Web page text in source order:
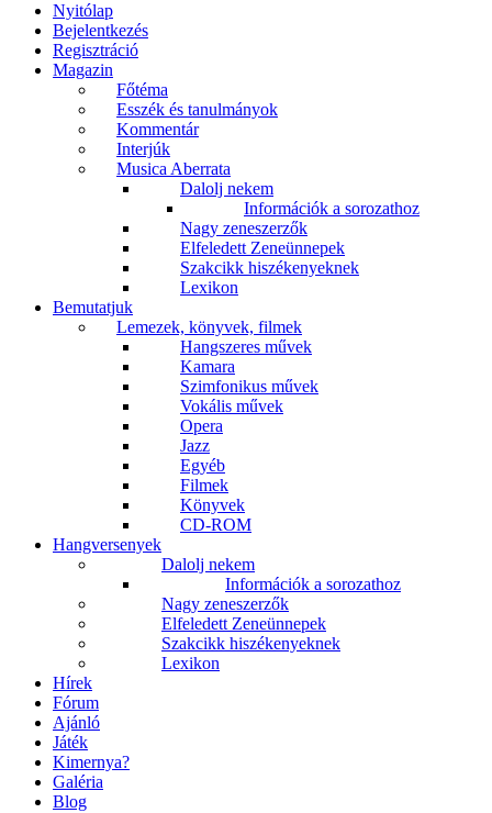
Nyitólap
Bejelentkezés
Regisztráció
Magazin
Főtéma
Esszék és tanulmányok
Kommentár
Interjúk
Musica Aberrata
Dalolj nekem
Információk a sorozathoz
Nagy zeneszerzők
Elfeledett Zeneünnepek
Szakcikk hiszékenyeknek
Lexikon
Bemutatjuk
Lemezek, könyvek, filmek
Hangszeres művek
Kamara
Szimfonikus művek
Vokális művek
Opera
Jazz
Egyéb
Filmek
Könyvek
CD-ROM
Hangversenyek
Dalolj nekem
Információk a sorozathoz
Nagy zeneszerzők
Elfeledett Zeneünnepek
Szakcikk hiszékenyeknek
Lexikon
Hírek
Fórum
Ajánló
Játék
Kimernya?
Galéria
Blog